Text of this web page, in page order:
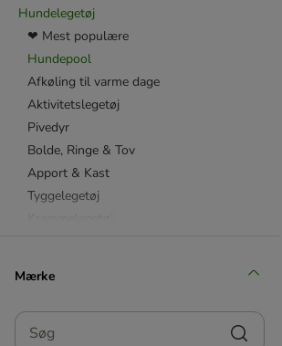
Hundelegetøj
❤ Mest populære
Hundepool
Afkøling til varme dage
Aktivitetslegetøj
Pivedyr
Bolde, Ringe & Tov
Apport & Kast
Tyggelegetøj
HUNTER
★ Nomad Tales
Mærke
Søg